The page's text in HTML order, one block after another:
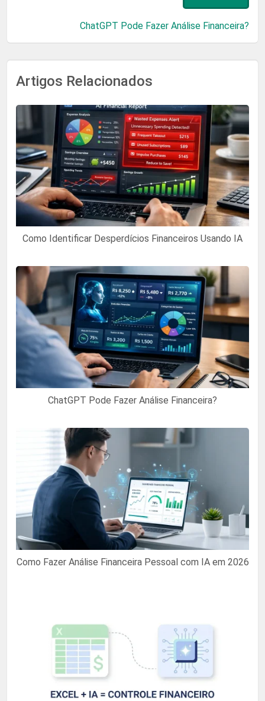
ChatGPT Pode Fazer Análise Financeira?
Artigos Relacionados
Como Identificar Desperdícios Financeiros Usando IA
ChatGPT Pode Fazer Análise Financeira?
Como Fazer Análise Financeira Pessoal com IA em 2026